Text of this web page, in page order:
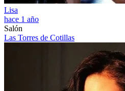
Lisa
hace 1 año
Salón
Las Torres de Cotillas